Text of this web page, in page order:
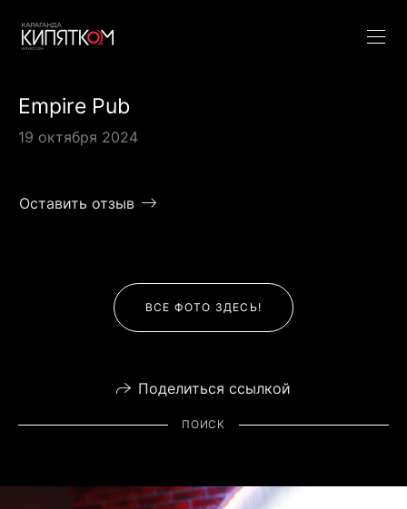
Empire Pub
19 октября 2024
Оставить отзыв
ВСЕ ФОТО ЗДЕСЬ!
Поделиться ссылкой
ПОИСК